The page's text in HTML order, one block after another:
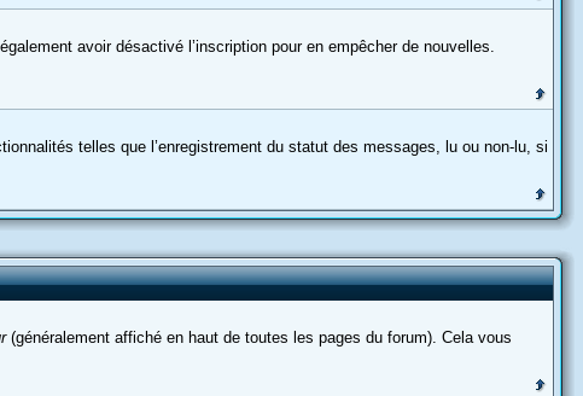
avoir désactivé l’inscription pour en empêcher de nouvelles.
telles que l’enregistrement du statut des messages, lu ou non-lu, si
(généralement affiché en haut de toutes les pages du forum). Cela vous